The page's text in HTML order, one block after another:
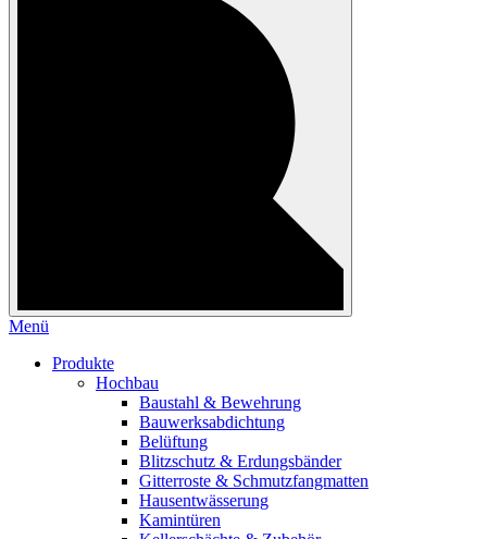
Menü
Produkte
Hochbau
Baustahl & Bewehrung
Bauwerksabdichtung
Belüftung
Blitzschutz & Erdungsbänder
Gitterroste & Schmutzfangmatten
Hausentwässerung
Kamintüren